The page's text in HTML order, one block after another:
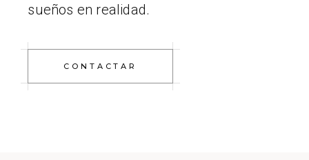
sueños en realidad.
CONTACTAR